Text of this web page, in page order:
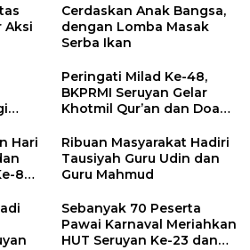
Aksi
Cerdaskan Anak Bangsa,
dengan Lomba Masak
Serba Ikan
Peringati Milad Ke-48,
BKPRMI Seruyan Gelar
Khotmil Qur’an dan Doa
Hari
80
Ribuan Masyarakat Hadiri
Tausiyah Guru Udin dan
Guru Mahmud
Sebanyak 70 Peserta
Pawai Karnaval Meriahkan
HUT Seruyan Ke-23 dan